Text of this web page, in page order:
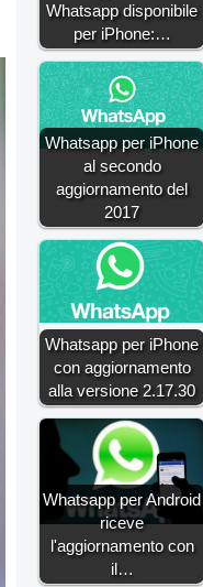
Whatsapp disponibile
per iPhone:…
Whatsapp per iPhone
al secondo
aggiornamento del
2017
Whatsapp per iPhone
con aggiornamento
alla versione 2.17.30
Whatsapp per Android
riceve
l'aggiornamento con
il…